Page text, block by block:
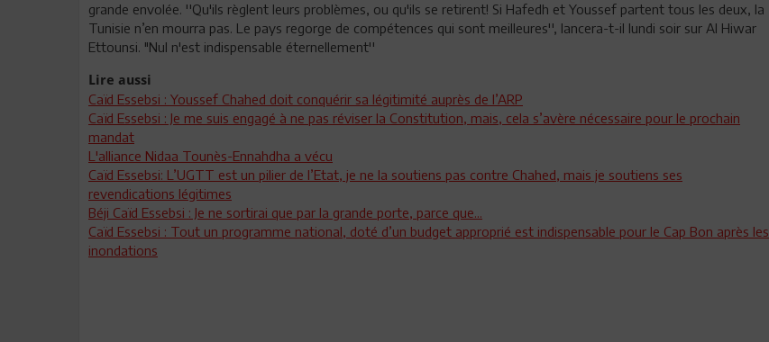
grande envolée. ''Qu'ils règlent leurs problèmes, ou qu'ils se retirent! Si Hafedh et Youssef partent tous les deux, la
Tunisie n’en mourra pas. Le pays regorge de compétences qui sont meilleures'', lancera-t-il lundi soir sur Al Hiwar
Ettounsi. "Nul n'est indispensable éternellement''
Lire aussi
Caïd Essebsi : Youssef Chahed doit conquérir sa légitimité auprès de l’ARP
Caïd Essebsi : Je me suis engagé à ne pas réviser la Constitution, mais, cela s’avère nécessaire pour le prochain
mandat
L'alliance Nidaa Tounès-Ennahdha a vécu
Caïd Essebsi: L’UGTT est un pilier de l’Etat, je ne la soutiens pas contre Chahed, mais je soutiens ses
revendications légitimes
Béji Caïd Essebsi : Je ne sortirai que par la grande porte, parce que...
Caïd Essebsi : Tout un programme national, doté d’un budget approprié est indispensable pour le Cap Bon après les
inondations